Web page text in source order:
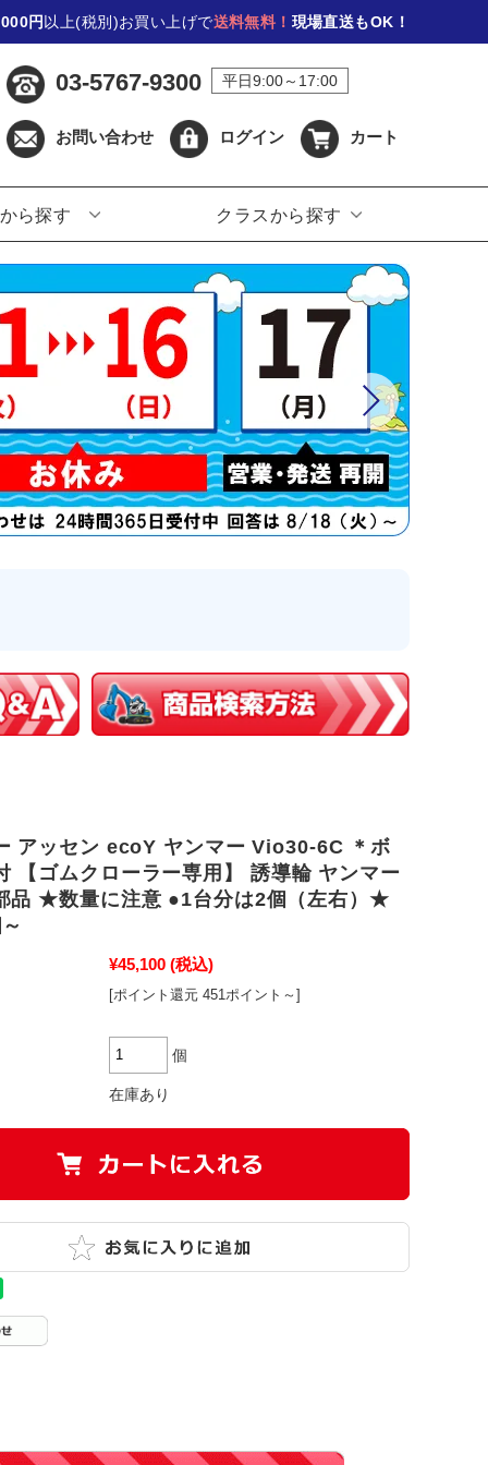
円 以上(税別)お買い上げで送料無料！ 現場直送もOK！
03-5767-9300 平日9:00～17:00
お問い合わせ ログイン カート
ら探す クラスから探す
アッセン ecoY ヤンマー Vio30-6C ＊ボ
【ゴムクローラー専用】 誘導輪 ヤンマー
品 ★数量に注意 ●1台分は2個（左右）★
¥45,100 (税込)
[ポイント還元 451ポイント～]
個
在庫あり